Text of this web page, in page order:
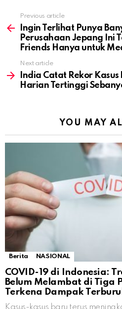
more
Previous article
Ingin Terlihat Punya
Perusahaan Jepang Ini
Friends Hanya untuk
Next article
India Catat Rekor Kasus
Harian Tertinggi
YOU MAY
Berita NASIONAL
COVID-19 di Indonesia:
Belum Melambat di Tiga
Terkena Dampak